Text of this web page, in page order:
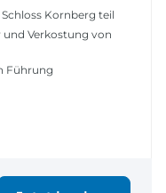
Kornberg teil
und Verkostung von
Führung